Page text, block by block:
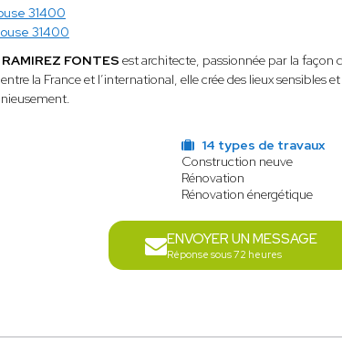
31400
31400
FONTES est architecte, passionnée par la façon
la France et l’international, elle crée des lieux sensibles
14 types de travaux
Construction neuve
Rénovation
Rénovation énergétique
ENVOYER UN MESSAGE
Réponse sous 72 heures